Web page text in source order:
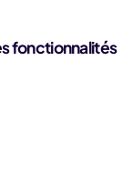
fonctionnalités